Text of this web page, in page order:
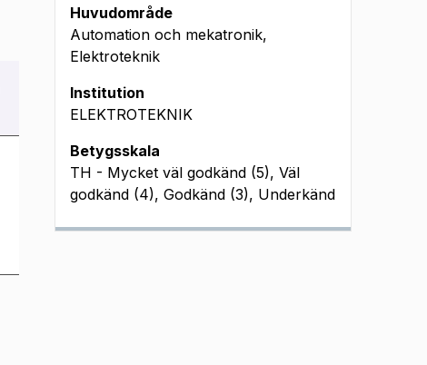
Huvudområde
Automation och mekatronik,
Elektroteknik
Institution
ELEKTROTEKNIK
Betygsskala
TH - Mycket väl godkänd (5), Väl
godkänd (4), Godkänd (3), Underkänd